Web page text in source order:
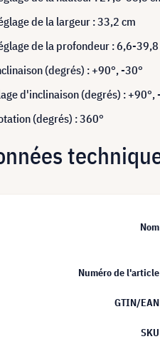
de la largeur : 33,2 cm
de la profondeur : 6,6-39,8
(degrés) : +90°, -30°
d'inclinaison (degrés) : +90°,
(degrés) : 360°
Nom
Numéro de l'article
GTIN/EAN
SKU